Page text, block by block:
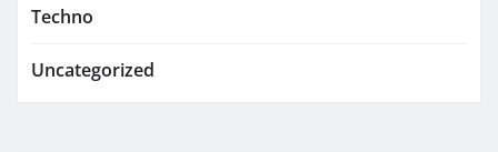
Techno
Uncategorized